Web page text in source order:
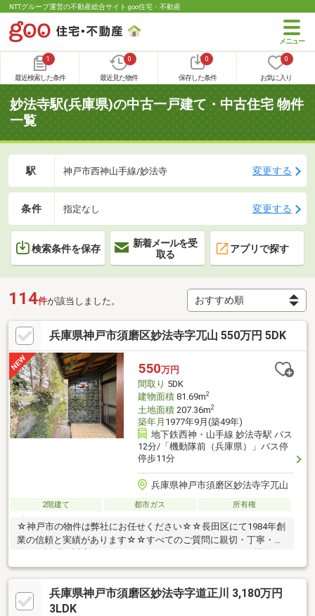
NTTグループ運営の不動産総合サイト goo住宅・不動産
1
最近検索した条件
0
最近見た物件
0
保存した条件
0
お気に入り
妙法寺駅(兵庫県)の中古一戸建て・中古住宅 物件
一覧
駅 神戸市西神山手線/妙法寺 変更する
条件 指定なし 変更する
検索条件を保存
新着メールを受
取る
アプリで探す
114件が該当しました。
兵庫県神戸市須磨区妙法寺字兀山 550万円 5DK
550万円
間取り 5DK
建物面積81.69m2
土地面積207.36m2
築年月 1977年9月(築49年)
地下鉄西神・山手線 妙法寺駅 バス
12分/「機動隊前（兵庫県）」バス停
停歩11分
兵庫県神戸市須磨区妙法寺字兀山
2階建て 都市ガス 所有権
☆神戸市の物件は弊社にお任せください☆☆長田区にて1984年創
業の信頼と実績があります☆☆すべてのご質問に親切・丁寧・柔
住宅街○収納豊富○プライベートな空間○広々バルコニー■周辺環境
■〇妙法寺小学校○横尾中学校
兵庫県神戸市須磨区妙法寺字道正川 3,180万円
3LDK